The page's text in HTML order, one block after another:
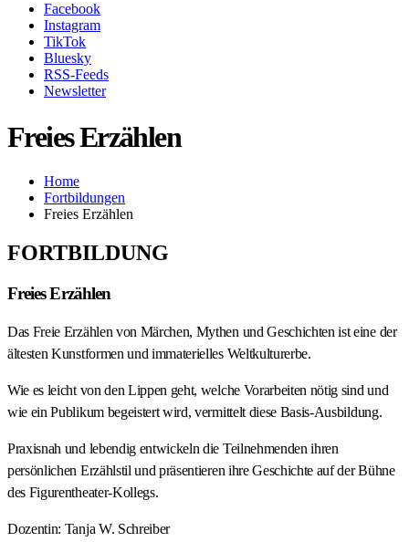
Facebook
Instagram
TikTok
Bluesky
RSS-Feeds
Newsletter
Freies Erzählen
Home
Fortbildungen
Freies Erzählen
FORTBILDUNG
Freies Erzählen
Das Freie Erzählen von Märchen, Mythen und Geschichten ist eine der
ältesten Kunstformen und immaterielles Weltkulturerbe.
Wie es leicht von den Lippen geht, welche Vorarbeiten nötig sind und
wie ein Publikum begeistert wird, vermittelt diese Basis-Ausbildung.
Praxisnah und lebendig entwickeln die Teilnehmenden ihren
persönlichen Erzählstil und präsentieren ihre Geschichte auf der Bühne
des Figurentheater-Kollegs.
Dozentin: Tanja W. Schreiber